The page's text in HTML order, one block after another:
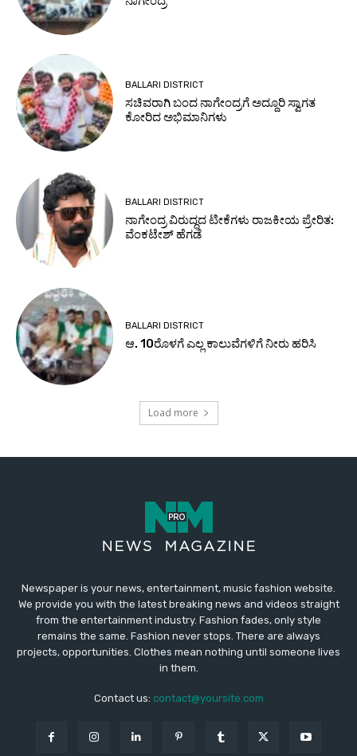
Newspaper is your news, entertainment, music fashion website.
We provide you with the latest breaking news and videos straight
from the entertainment industry. Fashion fades, only style
remains the same. Fashion never stops. There are always
projects, opportunities. Clothes mean nothing until someone lives
in them.
Contact us: contact@yoursite.com